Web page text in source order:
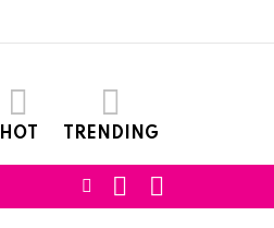
HOT TRENDING
FOLLOWSEARCH